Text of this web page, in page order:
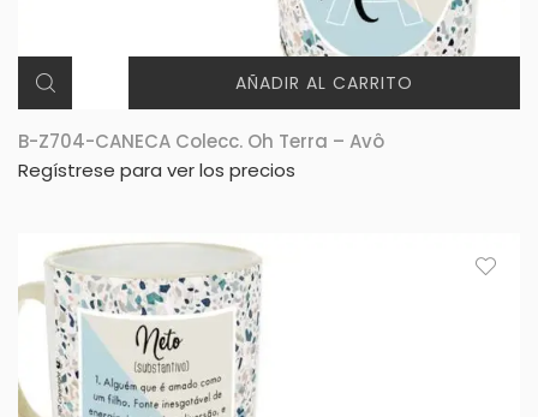
AÑADIR AL CARRITO
B-Z704-CANECA Colecc. Oh Terra – Avô
Regístrese para ver los precios